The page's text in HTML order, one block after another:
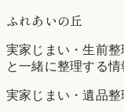
ふれあいの丘
実家じまい・生前
と一緒に整理する
実家じまい・遺品